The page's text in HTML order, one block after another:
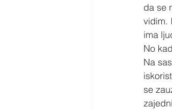
da se
vidim.
ima
No
Na
se